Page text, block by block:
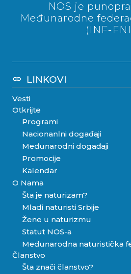
NOS je
Međunarodne
(INF-
link LINKOVI
Vesti
Otkrijte
Programi
Nacionanlni događaji
Međunarodni događaji
Promocije
Kalendar
O Nama
Šta je naturizam?
Mladi naturisti Srbije
Žene u naturizmu
Statut NOS-a
Međunarodna naturistička
Članstvo
Šta znači članstvo?